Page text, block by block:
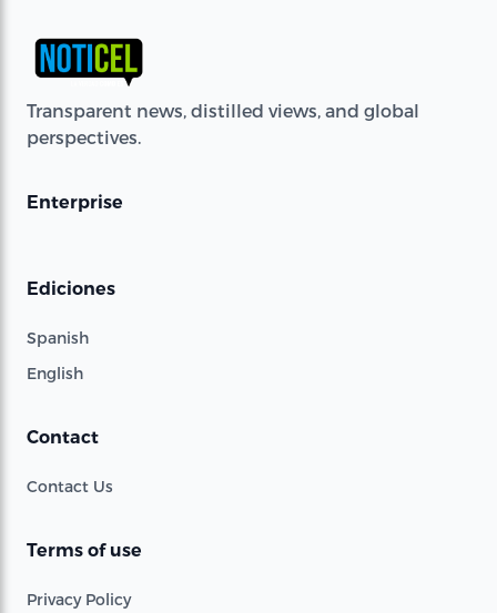
Transparent news, distilled views, and global
perspectives.
Enterprise
Ediciones
Spanish
English
Contact
Contact Us
Terms of use
Privacy Policy